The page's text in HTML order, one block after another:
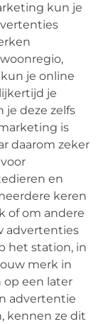
kun je
je online
je
je deze zelfs
is
daarom zeker
en
keren
of om andere
advertenties
het station, in
merk in
op een later
advertentie
kennen ze dit